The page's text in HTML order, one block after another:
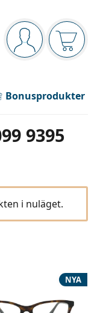
Navigeringsmeny
Du är inloggad
Bonusprodukter
9395
i nuläget.
NYA